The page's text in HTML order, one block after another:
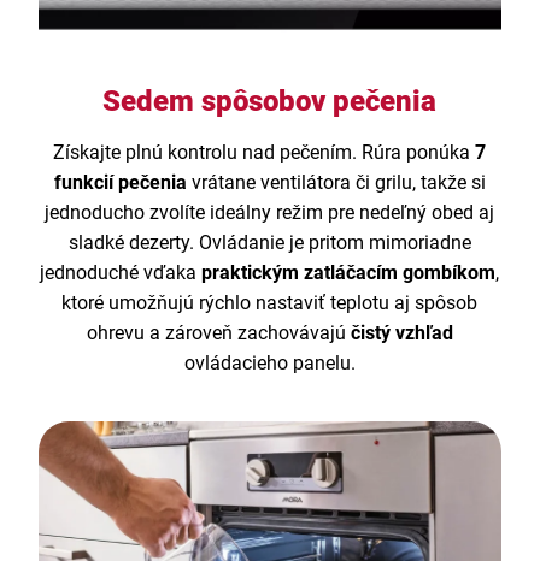
Sedem spôsobov pečenia
Získajte plnú kontrolu nad pečením. Rúra ponúka7
funkcií pečenia vrátane ventilátora či grilu, takže si
jednoducho zvolíte ideálny režim pre nedeľný obed aj
sladké dezerty. Ovládanie je pritom mimoriadne
jednoduché vďakapraktickým zatláčacím gombíkom,
ktoré umožňujú rýchlo nastaviť teplotu aj spôsob
ohrevu a zároveň zachovávajú čistý vzhľad
ovládacieho panelu.